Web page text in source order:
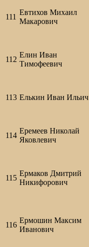
111
Евтихов Михаил
Макарович
112
Елин Иван
Тимофеевич
113 Елькин Иван Ильич
114
Еремеев Николай
Яковлевич
115
Ермаков Дмитрий
Никифорович
116
Ермошин Максим
Иванович